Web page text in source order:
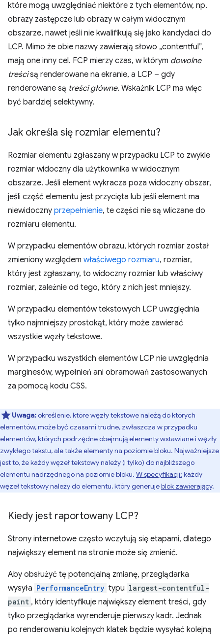
które mogą uwzględniać niektóre z tych elementów, np.
obrazy zastępcze lub obrazy w całym widocznym
obszarze, nawet jeśli nie kwalifikują się jako kandydaci do
LCP. Mimo że obie nazwy zawierają słowo „contentful”,
mają one inny cel. FCP mierzy czas, w którym dowolne
treścisą renderowane na ekranie, a LCP – gdy
renderowane są treści główne. Wskaźnik LCP ma więc
być bardziej selektywny.
Jak określa się rozmiar elementu?
Rozmiar elementu zgłaszany w przypadku LCP to zwykle
rozmiar widoczny dla użytkownika w widocznym
obszarze. Jeśli element wykracza poza widoczny obszar,
jeśli część elementu jest przycięta lub jeśli element ma
niewidoczny przepełnienie, te części nie są wliczane do
rozmiaru elementu.
W przypadku elementów obrazu, których rozmiar został
zmieniony względem właściwego rozmiaru, rozmiar,
który jest zgłaszany, to widoczny rozmiar lub właściwy
rozmiar, zależnie od tego, który z nich jest mniejszy.
W przypadku elementów tekstowych LCP uwzględnia
tylko najmniejszy prostokąt, który może zawierać
wszystkie węzły tekstowe.
W przypadku wszystkich elementów LCP nie uwzględnia
marginesów, wypełnień ani obramowań zastosowanych
za pomocą kodu CSS.
Uwaga:określenie, które węzły tekstowe należą do których
elementów, może być czasami trudne, zwłaszcza w przypadku
elementów, których podrzędne obejmują elementy wstawiane i węzły
zwykłego tekstu, ale także elementy na poziomie bloku. Najważniejsze
jest to, że każdy węzeł tekstowy należy (i tylko) do najbliższego
elementu nadrzędnego na poziomie bloku. W specyfikacji: każdy
węzeł tekstowy należy do elementu, który generujeblok zawierający.
Kiedy jest raportowany LCP?
Strony internetowe często wczytują się etapami, dlatego
największy element na stronie może się zmienić.
Aby obsłużyć tę potencjalną zmianę, przeglądarka
wysyła PerformanceEntry typu largest-contentful-
paint , który identyfikuje największy element treści, gdy
tylko przeglądarka wyrenderuje pierwszy kadr. Jednak
po renderowaniu kolejnych klatek będzie wysyłać kolejną